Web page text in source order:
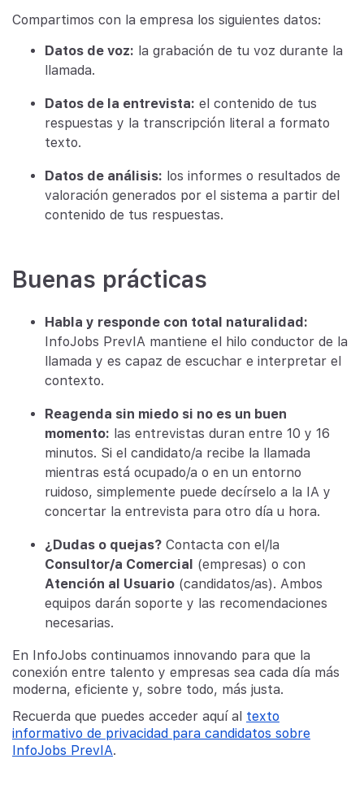
Compartimos con la empresa los siguientes datos:
Datos de voz: la grabación de tu voz durante la
llamada.
Datos de la entrevista: el contenido de tus
respuestas y la transcripción literal a formato
texto.
Datos de análisis: los informes o resultados de
valoración generados por el sistema a partir del
contenido de tus respuestas.
Buenas prácticas
Habla y responde con total naturalidad:
InfoJobs PrevIA mantiene el hilo conductor de la
llamada y es capaz de escuchar e interpretar el
contexto.
Reagenda sin miedo si no es un buen
momento: las entrevistas duran entre 10 y 16
minutos. Si el candidato/a recibe la llamada
mientras está ocupado/a o en un entorno
ruidoso, simplemente puede decírselo a la IA y
concertar la entrevista para otro día u hora.
¿Dudas o quejas? Contacta con el/la
Consultor/a Comercial (empresas) o con
Atención al Usuario (candidatos/as). Ambos
equipos darán soporte y las recomendaciones
necesarias.
En InfoJobs continuamos innovando para que la
conexión entre talento y empresas sea cada día más
moderna, eficiente y, sobre todo, más justa.
Recuerda que puedes acceder aquí al texto
informativo de privacidad para candidatos sobre
InfoJobs PrevIA.